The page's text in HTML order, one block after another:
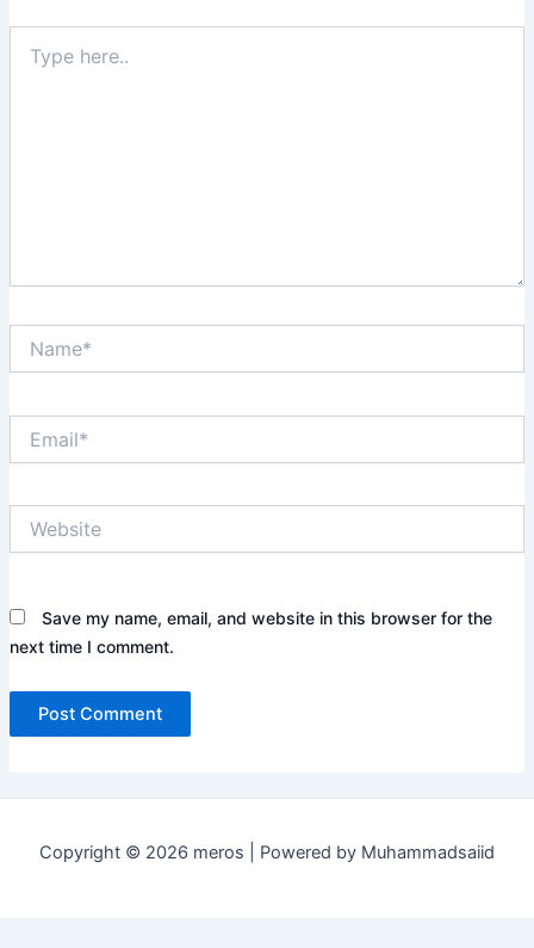
here..
Save my name, email, and website in this browser for the
next time I comment.
Copyright © 2026 meros | Powered by Muhammadsaiid